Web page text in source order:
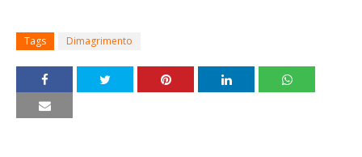
Tags Dimagrimento